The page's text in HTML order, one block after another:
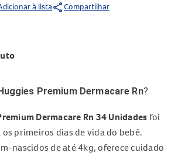
à listashareCompartilhar
Premium Dermacare Rn?
Dermacare Rn 34 Unidades foi
primeiros dias de vida do bebê.
nascidos de até 4kg, oferece cuidado